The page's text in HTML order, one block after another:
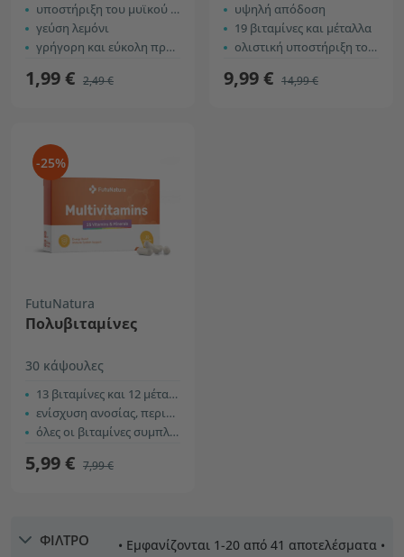
υποστήριξη του μυϊκού και νευρικού συστήματος
γεύση λεμόνι
γρήγορη και εύκολη προετοιμασία
1,99 € 2,49 €
υψηλή απόδοση
19 βιταμίνες και μέταλλα
ολιστική υποστήριξη του οργανισμού
9,99 € 14,99 €
-25%
FutuNatura
Πολυβιταμίνες
30 κάψουλες
13 βιταμίνες και 12 μέταλλα
ενίσχυση ανοσίας, περισσότερη ενέργεια
όλες οι βιταμίνες συμπλέγματος Β
5,99 € 7,99 €
ΦΙΛΤΡΟ • Εμφανίζονται 1-20 από 41 αποτελέσματα •